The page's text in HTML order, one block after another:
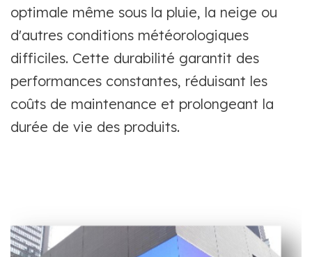
optimale même sous la pluie, la neige ou
d'autres conditions météorologiques
difficiles. Cette durabilité garantit des
performances constantes, réduisant les
coûts de maintenance et prolongeant la
durée de vie des produits.